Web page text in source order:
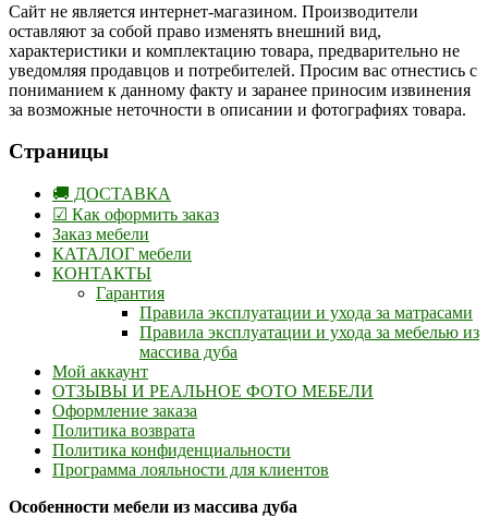
Сайт не является интернет-магазином. Производители
оставляют за собой право изменять внешний вид,
характеристики и комплектацию товара, предварительно не
уведомляя продавцов и потребителей. Просим вас отнестись с
пониманием к данному факту и заранее приносим извинения
за возможные неточности в описании и фотографиях товара.
Страницы
🚚 ДОСТАВКА
☑ Как оформить заказ
Заказ мебели
КАТАЛОГ мебели
КОНТАКТЫ
Гарантия
Правила эксплуатации и ухода за матрасами
Правила эксплуатации и ухода за мебелью из
массива дуба
Мой аккаунт
ОТЗЫВЫ И РЕАЛЬНОЕ ФОТО МЕБЕЛИ
Оформление заказа
Политика возврата
Политика конфиденциальности
Программа лояльности для клиентов
Особенности мебели из массива дуба